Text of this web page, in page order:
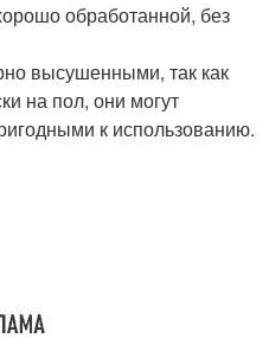
обработанной, без
высушенными, так как
на пол, они могут
к использованию.